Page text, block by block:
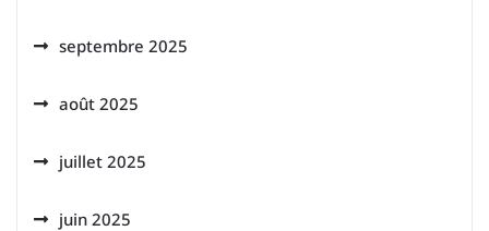
septembre 2025
août 2025
juillet 2025
juin 2025